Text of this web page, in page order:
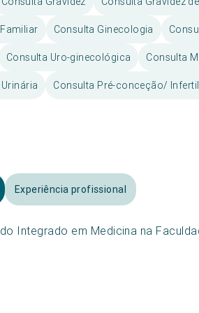
Consulta Ginecologia
Consulta Uro-ginecológica Consulta
Consulta Pré-conceção/
Experiência profissional
Integrado em Medicina na